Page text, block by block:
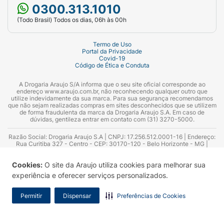
Cookies: O site da Araujo utiliza cookies para melhorar sua
experiência e oferecer serviços personalizados.
Permitir Dispensar Preferências de Cookies
ambiente e evitar exposição direta à luz solar.
Baixas temperaturas podem alterar a aparência
do produto sem afetar suas propriedades. Evite
contato com os olhos. Não indicado para pessoas
com hipersensibilidade aos ingredientes da
0300.313.1010
(Todo Brasil) Todos os dias, 06h às 00h
Termo de Uso
Portal da Privacidade
Covid-19
Código de Ética e Conduta
A Drogaria Araujo S/A informa que o seu site oficial corresponde ao
endereço www.araujo.com.br, não reconhecendo qualquer outro que
utilize indevidamente da sua marca. Para sua segurança recomendamos
que não sejam realizadas compras em sites desconhecidos que se utilizem
de forma fraudulenta da marca da Drogaria Araujo S.A. Em caso de
dúvidas, gentileza entrar em contato com (31) 3270-5000.
Razão Social: Drogaria Araujo S.A | CNPJ: 17.256.512.0001-16 | Endereço:
Rua Curitiba 327 - Centro - CEP: 30170-120 - Belo Horizonte - MG |
Azevedo Guimarães – CRF 10.965 | Yasmin Silva Alvarenga – CRF 52.584 -
Consultor substituto: Thiago Aguiar Pinheiro - CRF Nº 13.748. Alvará
Sanitário: 2025020713 | Autorização de Funcionamento da Empresa (AFE):